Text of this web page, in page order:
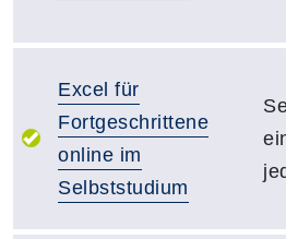
Excel für
Fortgeschrittene
online im
Selbststudium